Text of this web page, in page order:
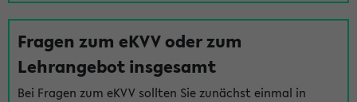
Fragen zum eKVV oder zum
Lehrangebot insgesamt
Bei Fragen zum eKVV sollten Sie zunächst einmal in